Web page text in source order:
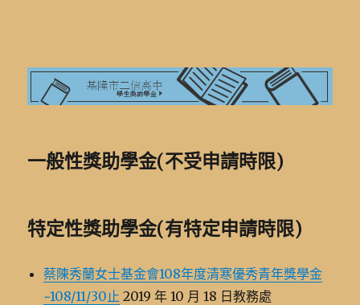
一般性獎助學金(不受申請時限)
特定性獎助學金(有特定申請時限)
蔡陳秀蘭女士基金會108年度清寒優秀青年獎學金
~108/11/30止 2019 年 10 月 18 日教務處